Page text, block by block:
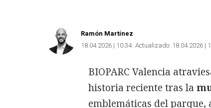
Ramón Martínez
18.04.2026 | 10:34 Actualizado: 18.04.2026 |
BIOPARC Valencia
historia reciente tras la
emblemáticas del parque,